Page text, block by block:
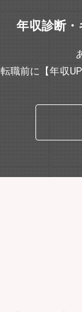
年収診断
転職前に【年収